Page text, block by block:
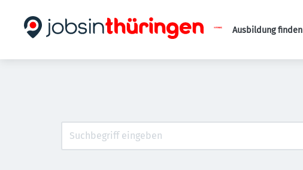
Ausbildung finden